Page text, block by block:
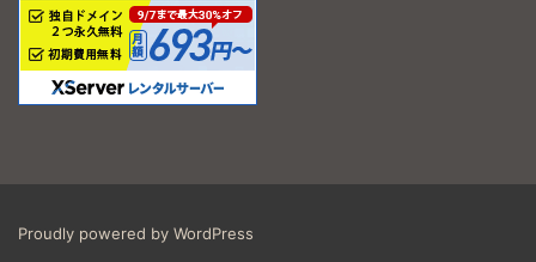
Proudly powered by WordPress